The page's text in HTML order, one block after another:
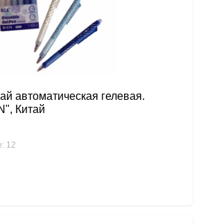
автоматическая гелевая.
Китай
12